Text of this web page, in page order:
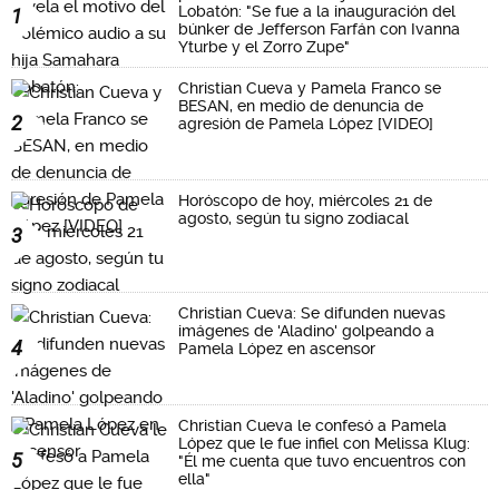
1
Lobatón: "Se fue a la inauguración del
búnker de Jefferson Farfán con Ivanna
Yturbe y el Zorro Zupe"
2
Christian Cueva y Pamela Franco se
BESAN, en medio de denuncia de
agresión de Pamela López [VIDEO]
3
Horóscopo de hoy, miércoles 21 de
agosto, según tu signo zodiacal
4
Christian Cueva: Se difunden nuevas
imágenes de 'Aladino' golpeando a
Pamela López en ascensor
5
Christian Cueva le confesó a Pamela
López que le fue infiel con Melissa Klug:
"Él me cuenta que tuvo encuentros con
ella"